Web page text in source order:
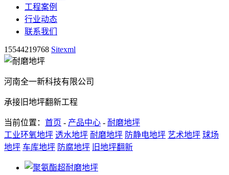
工程案例
行业动态
联系我们
15544219768 Sitexml
河南全一新科技有限公司
承接旧地坪翻新工程
当前位置： 首页 - 产品中心 - 耐磨地坪
工业环氧地坪 透水地坪 耐磨地坪 防静电地坪 艺术地坪 球场
地坪 车库地坪 防腐地坪 旧地坪翻新